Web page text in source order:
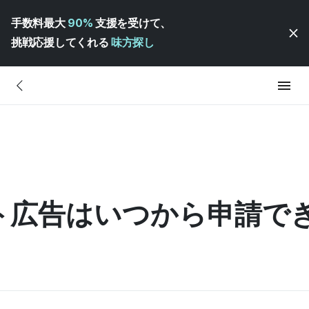
手数料最大 90% 支援を受けて、
挑戦応援してくれる 味方探し
告はいつから申請で